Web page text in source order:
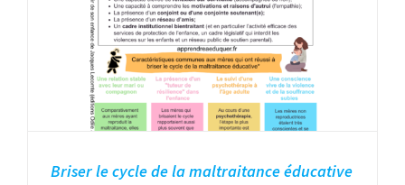
Briser le cycle de la maltraitance éducative